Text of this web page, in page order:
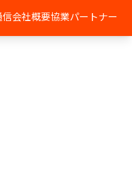
信会社概要協業パートナー